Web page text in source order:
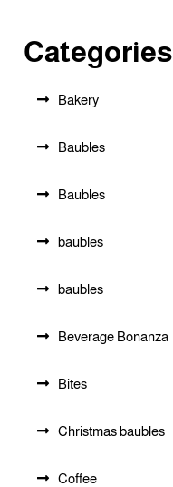
Categories
Bakery
Baubles
Baubles
baubles
baubles
Beverage Bonanza
Bites
Christmas baubles
Coffee